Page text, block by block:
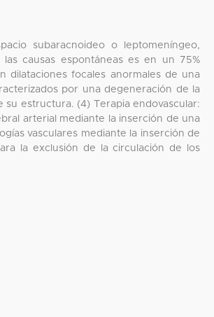
subaracnoideo o leptomeníngeo,
causas espontáneas es en un 75%
dilataciones focales anormales de una
por una degeneración de la
estructura. (4) Terapia endovascular:
arterial mediante la inserción de una
vasculares mediante la inserción de
la exclusión de la circulación de los